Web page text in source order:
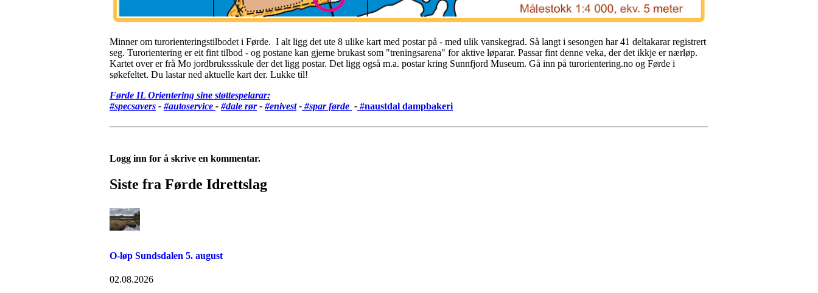
Minner om turorienteringstilbodet i Førde. I alt ligg det ute 8 ulike kart med postar på - med ulik vanskegrad. Så langt i sesongen har 41 deltakarar registrert
seg. Turorientering er eit fint tilbod - og postane kan gjerne brukast som "treningsarena" for aktive løparar. Passar fint denne veka, der det ikkje er nærløp.
Kartet over er frå Mo jordbrukssskule der det ligg postar. Det ligg også m.a. postar kring Sunnfjord Museum. Gå inn på turorientering.no og Førde i
søkefeltet. Du lastar ned aktuelle kart der. Lukke til!
Førde IL Orientering sine støttespelarar:
#specsavers - #autoservice - #dale rør- #enivest- #spar førde - #naustdal dampbakeri
Logg inn for å skrive en kommentar.
Siste fra Førde Idrettslag
O-løp Sundsdalen 5. august
02.08.2026